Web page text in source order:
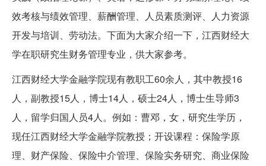
效考核与绩效管理、薪酬管理、人员素质测评、人力资源
开发与培训、劳动法。下面为大家介绍一下，江西财经大
学在职研究生财务管理专业，供大家参考。
江西财经大学金融学院现有教职工60余人，其中教授16
人，副教授15人，博士14人，硕士24人，博士生导师3
人，留学归国人员4人。例如：曹邓，女，研究生学历，
现任江西财经大学金融学院教授；开设课程：保险学原
理、财产保险、保险中介管理、保险实务研究、商业保险